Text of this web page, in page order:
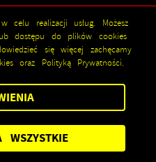
Łyśca przed
prastarych Gór
obok Gór Harzu
w centrum
odludnej i
„jeśli dać
podaniu” (według
celu realizacji usług. Możesz
dostępu do plików cookies
się więcej zachęcamy
oraz Polityką Prywatności.
WSZYSTKIE